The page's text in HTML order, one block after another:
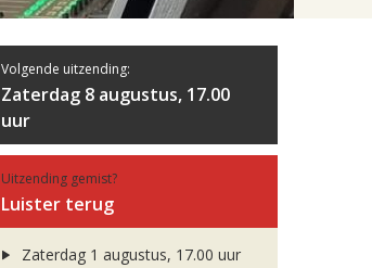
Volgende uitzending:
Zaterdag 8 augustus, 17.00
uur
Uitzending gemist?
Luister terug
Zaterdag 1 augustus, 17.00 uur